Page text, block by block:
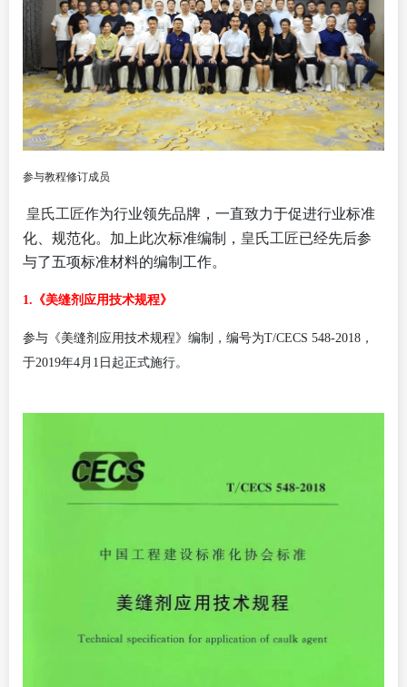
参与教程修订成员
皇氏工匠作为行业领先品牌，一直致力于促进行业标准
化、规范化。加上此次标准编制， 皇氏工匠已经先后参
与了五项标准材料的编制工作。
1.《美缝剂应用技术规程》
参与《美缝剂应用技术规程》编制，编号为T/CECS 548-2018，
于2019年4月1日起正式施行。